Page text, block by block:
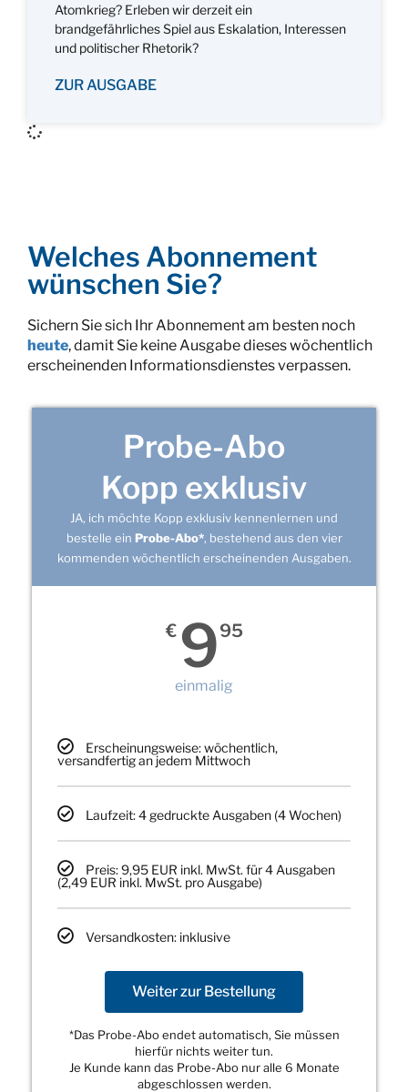
Atomkrieg? Erleben wir derzeit ein
brandgefährliches Spiel aus Eskalation, Interessen
und politischer Rhetorik?
ZUR AUSGABE
Welches Abonnement
wünschen Sie?
Sichern Sie sich Ihr Abonnement am besten noch
heute, damit Sie keine Ausgabe dieses wöchentlich
erscheinenden Informationsdienstes verpassen.
Probe-Abo
Kopp exklusiv
JA, ich möchte Kopp exklusiv kennenlernen und
bestelle ein Probe-Abo*, bestehend aus den vier
kommenden wöchentlich erscheinenden Ausgaben.
€ 995
einmalig
Erscheinungsweise: wöchentlich,
versandfertig an jedem Mittwoch
Laufzeit: 4 gedruckte Ausgaben (4 Wochen)
Preis: 9,95 EUR inkl. MwSt. für 4 Ausgaben
(2,49 EUR inkl. MwSt. pro Ausgabe)
Versandkosten: inklusive
Weiter zur Bestellung
*Das Probe-Abo endet automatisch, Sie müssen
hierfür nichts weiter tun.
Je Kunde kann das Probe-Abo nur alle 6 Monate
abgeschlossen werden.